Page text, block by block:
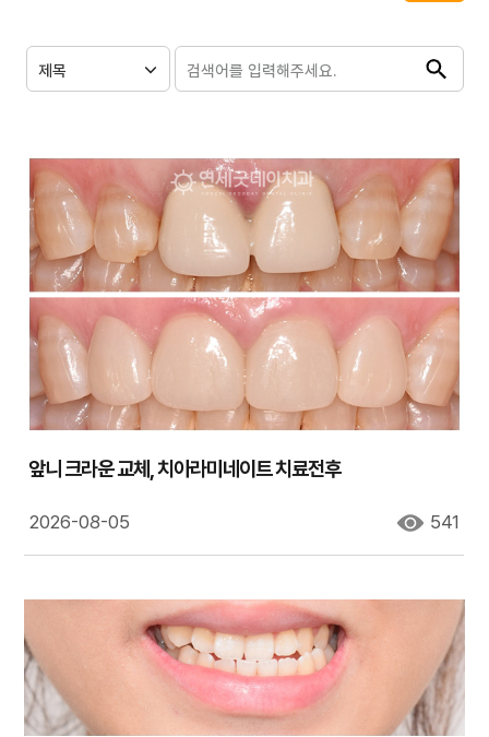
앞니 크라운 교체, 치아라미네이트 치료전후
2026-08-05 541